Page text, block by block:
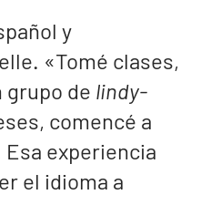
y
«Tomé clases,
grupo de lindy-
comencé a
experiencia
el idioma a